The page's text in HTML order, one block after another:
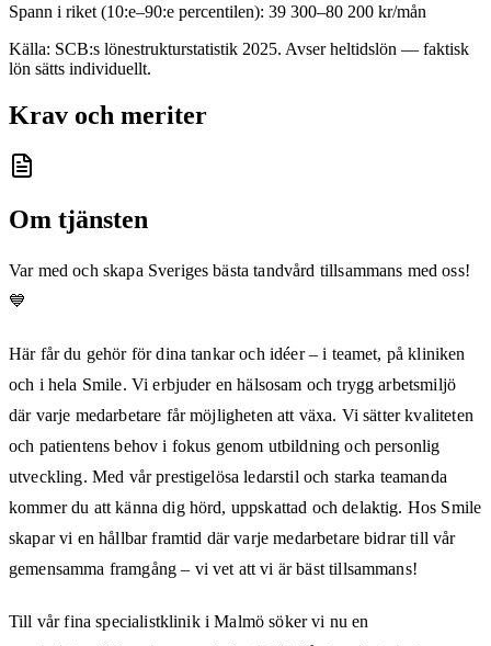
Spann i riket (10:e–90:e percentilen): 39 300–80 200 kr/mån
Källa: SCB:s lönestrukturstatistik 2025. Avser heltidslön — faktisk
lön sätts individuellt.
Krav och meriter
Om tjänsten
Var med och skapa Sveriges bästa tandvård tillsammans med oss!
💙
Här får du gehör för dina tankar och idéer – i teamet, på kliniken
och i hela Smile. Vi erbjuder en hälsosam och trygg arbetsmiljö
där varje medarbetare får möjligheten att växa. Vi sätter kvaliteten
och patientens behov i fokus genom utbildning och personlig
utveckling. Med vår prestigelösa ledarstil och starka teamanda
kommer du att känna dig hörd, uppskattad och delaktig. Hos Smile
skapar vi en hållbar framtid där varje medarbetare bidrar till vår
gemensamma framgång – vi vet att vi är bäst tillsammans!
Till vår fina specialistklinik i Malmö söker vi nu en